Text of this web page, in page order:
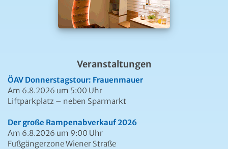
Veranstaltungen
ÖAV Donnerstagstour: Frauenmauer
Am 6.8.2026 um 5:00 Uhr
Liftparkplatz – neben Sparmarkt
Der große Rampenabverkauf 2026
Am 6.8.2026 um 9:00 Uhr
Fußgängerzone Wiener Straße